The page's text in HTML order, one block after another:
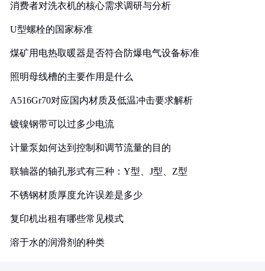
消费者对洗衣机的核心需求调研与分析
U型螺栓的国家标准
煤矿用电热取暖器是否符合防爆电气设备标准
照明母线槽的主要作用是什么
A516Gr70对应国内材质及低温冲击要求解析
镀镍钢带可以过多少电流
计量泵如何达到控制和调节流量的目的
联轴器的轴孔形式有三种：Y型、J型、Z型
不锈钢材质厚度允许误差是多少
复印机出租有哪些常见模式
溶于水的润滑剂的种类